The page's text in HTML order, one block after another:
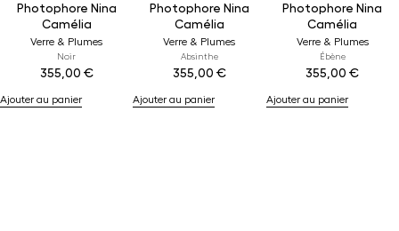
Photophore Nina
Camélia
Verre & Plumes
Noir
355,00 €
Ajouter au panier
Photophore Nina
Camélia
Verre & Plumes
Absinthe
355,00 €
Ajouter au panier
Photophore Nina
Camélia
Verre & Plumes
Ébène
355,00€
Ajouter au panier